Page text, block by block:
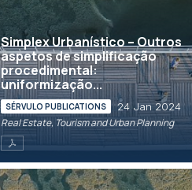
Simplex Urbanístico – Outros
aspetos de simplificação
procedimental:
uniformização...
SÉRVULO PUBLICATIONS 24 Jan 2024
Real Estate, Tourism and Urban Planning